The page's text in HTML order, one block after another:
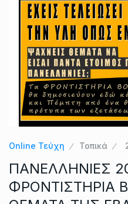
Online Τεύχη Τοπικά
ΠΑΝΕΛΛΗΝΙΕΣ
ΦΡΟΝΤΙΣΤΗΡΙΑ